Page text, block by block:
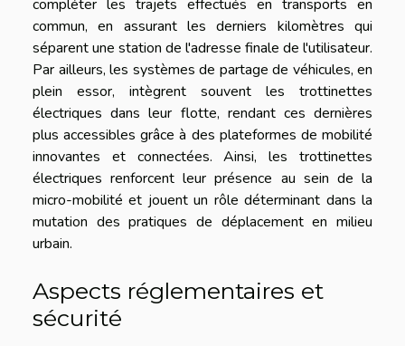
compléter les trajets effectués en transports en
commun, en assurant les derniers kilomètres qui
séparent une station de l'adresse finale de l'utilisateur.
Par ailleurs, les systèmes de partage de véhicules, en
plein essor, intègrent souvent les trottinettes
électriques dans leur flotte, rendant ces dernières
plus accessibles grâce à des plateformes de mobilité
innovantes et connectées. Ainsi, les trottinettes
électriques renforcent leur présence au sein de la
micro-mobilité et jouent un rôle déterminant dans la
mutation des pratiques de déplacement en milieu
urbain.
Aspects réglementaires et
sécurité